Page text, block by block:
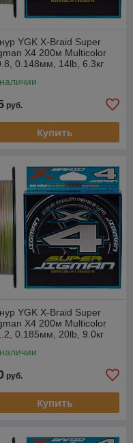
YGK X-Braid Super
X4 200м Multicolor
0.148мм, 14lb, 6.3кг
руб.
Купить
YGK X-Braid Super
X4 200м Multicolor
0.185мм, 20lb, 9.0кг
руб.
Купить